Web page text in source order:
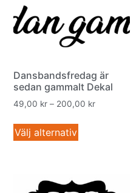
Dansbandsfredag är
sedan gammalt Dekal
49,00 kr – 200,00 kr
Välj alternativ